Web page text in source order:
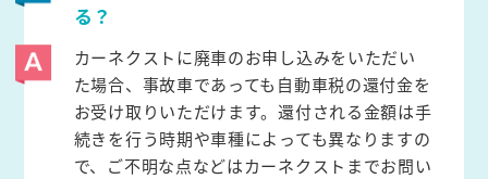
る？
カーネクストに廃車のお申し込みをいただい
た場合、事故車であっても自動車税の還付金を
お受け取りいただけます。還付される金額は手
続きを行う時期や車種によっても異なりますの
で、ご不明な点などはカーネクストまでお問い